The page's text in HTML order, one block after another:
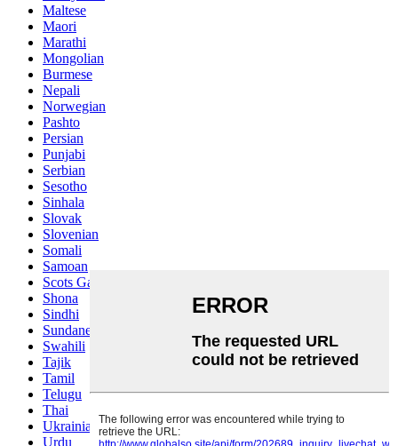
Maltese
Maori
Marathi
Mongolian
Burmese
Nepali
Norwegian
Pashto
Persian
Punjabi
Serbian
Sesotho
Sinhala
Slovak
Slovenian
Somali
Samoan
Scots Gaelic
Shona
Sindhi
Sundanese
Swahili
Tajik
Tamil
Telugu
Thai
Ukrainian
Urdu